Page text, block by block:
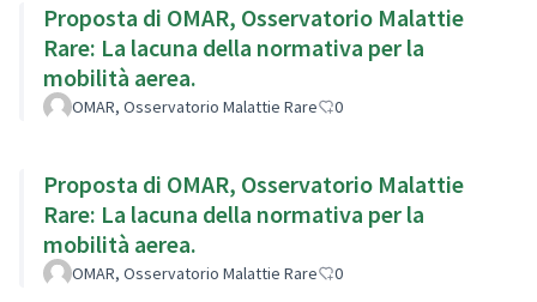
Proposta di OMAR, Osservatorio Malattie
Rare: La lacuna della normativa per la
mobilità aerea.
OMAR, Osservatorio Malattie Rare 0
Proposta di OMAR, Osservatorio Malattie
Rare: La lacuna della normativa per la
mobilità aerea.
OMAR, Osservatorio Malattie Rare 0